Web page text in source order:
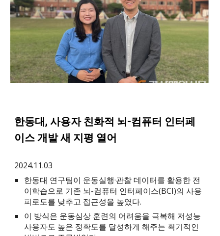
한동대, 사용자 친화적 뇌-컴퓨터 인터페
이스 개발 새 지평 열어
2024.11.03
한동대 연구팀이 운동실행·관찰 데이터를 활용한 전
이학습으로 기존 뇌-컴퓨터 인터페이스(BCI)의 사용
피로도를 낮추고 접근성을 높였다.
이 방식은 운동심상 훈련의 어려움을 극복해 저성능
사용자도 높은 정확도를 달성하게 해주는 획기적인